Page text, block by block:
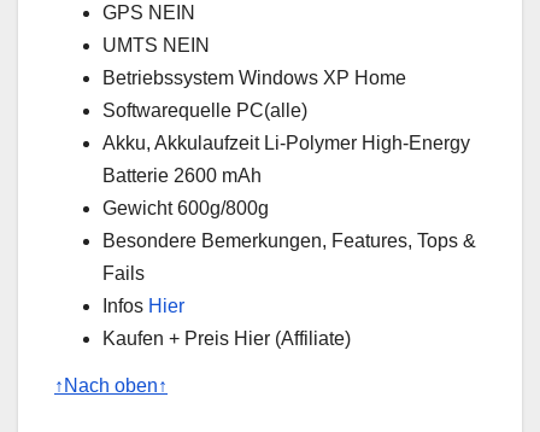
GPS NEIN
UMTS NEIN
Betriebssystem Windows XP Home
Softwarequelle PC(alle)
Akku, Akkulaufzeit Li-Polymer High-Energy
Batterie 2600 mAh
Gewicht 600g/800g
Besondere Bemerkungen, Features, Tops &
Fails
Infos Hier
Kaufen + Preis Hier (Affiliate)
↑Nach oben↑